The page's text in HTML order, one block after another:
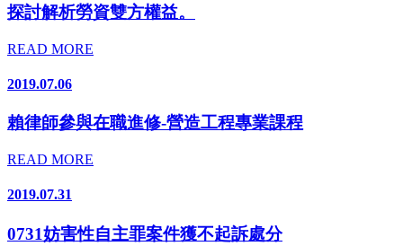
探討解析勞資雙方權益。
READ MORE
2019.07.06
賴律師參與在職進修-營造工程專業課程
READ MORE
2019.07.31
0731妨害性自主罪案件獲不起訴處分